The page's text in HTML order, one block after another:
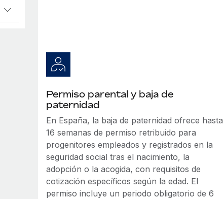
Permiso parental y baja de
paternidad
En España, la baja de paternidad ofrece hasta
16 semanas de permiso retribuido para
progenitores empleados y registrados en la
seguridad social tras el nacimiento, la
adopción o la acogida, con requisitos de
cotización específicos según la edad. El
permiso incluye un periodo obligatorio de 6